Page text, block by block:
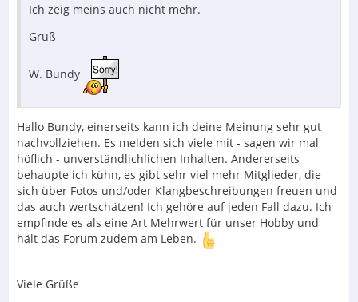
Ich zeig meins auch nicht mehr.
Gruß
W. Bundy
Hallo Bundy, einerseits kann ich deine Meinung sehr gut
nachvollziehen. Es melden sich viele mit - sagen wir mal
höflich - unverständlichlichen Inhalten. Andererseits
behaupte ich kühn, es gibt sehr viel mehr Mitglieder, die
sich über Fotos und/oder Klangbeschreibungen freuen und
das auch wertschätzen! Ich gehöre auf jeden Fall dazu. Ich
empfinde es als eine Art Mehrwert für unser Hobby und
hält das Forum zudem am Leben.
Viele Grüße